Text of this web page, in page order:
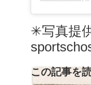
✳︎写真提
この記事を